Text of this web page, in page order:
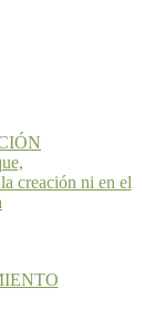
creación ni en el